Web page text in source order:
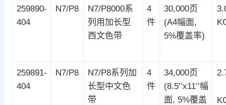
259890-
404
N7/P8
N7/P8000系
列用加长型
西文色带
4
件
30,000页
(A4幅面,
5%覆盖率)
259891-
404
N7/P8
N7/P8系列加
长型中文色
带
4
件
34,000页
(8.5’’x11’’幅
面, 5%覆盖